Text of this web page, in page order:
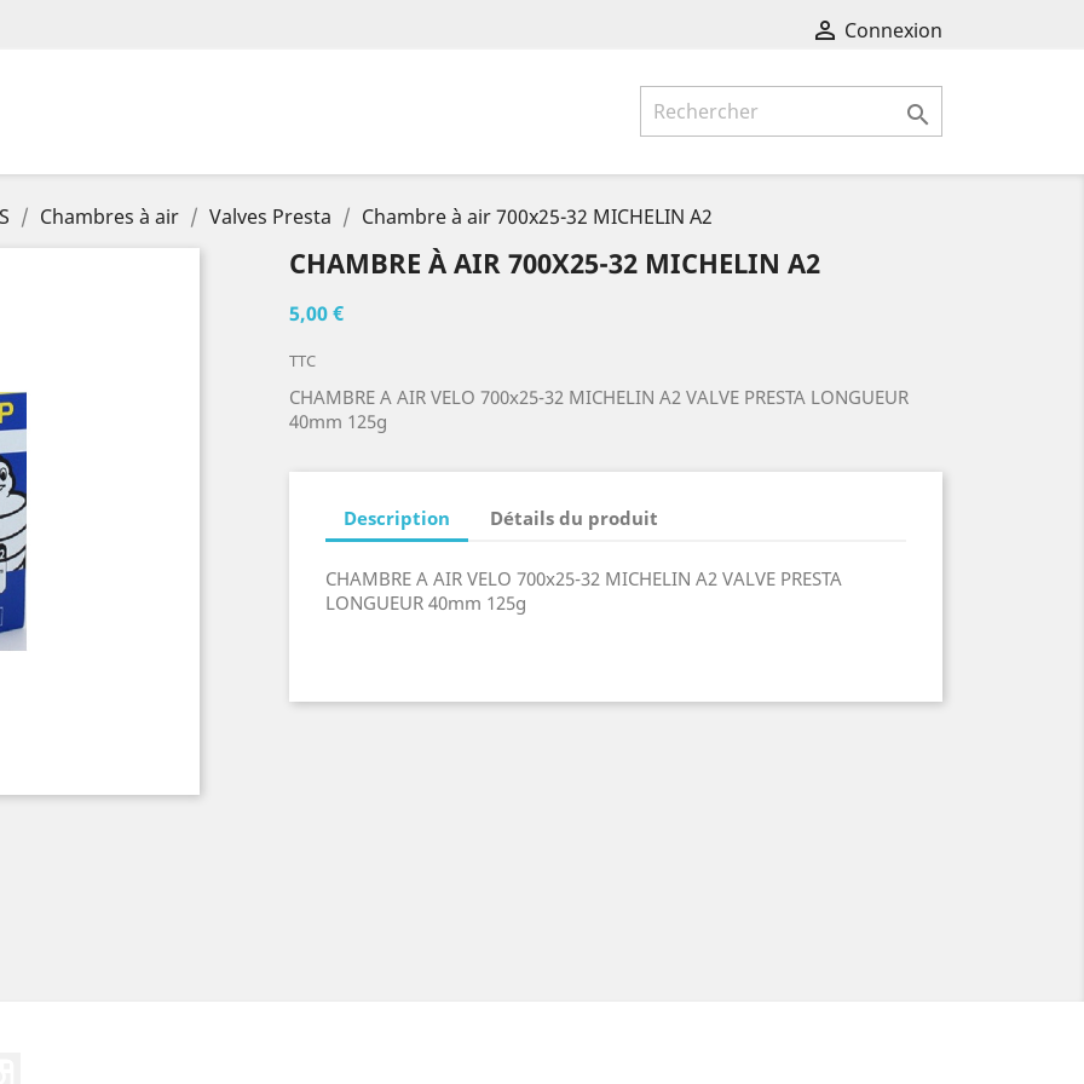
 Connexion

Chambres à air Valves Presta Chambre à air 700x25-32 MICHELIN A2
CHAMBRE À AIR 700X25-32 MICHELIN A2
5,00 €
TTC
CHAMBRE A AIR VELO 700x25-32 MICHELIN A2 VALVE PRESTA LONGUEUR
40mm 125g
Description Détails du produit
CHAMBRE A AIR VELO 700x25-32 MICHELIN A2 VALVE PRESTA
LONGUEUR 40mm 125g